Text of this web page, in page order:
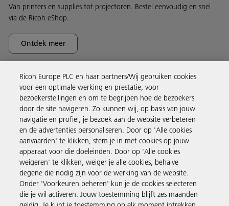
Van printers en supplies tot projectoren. Bestel eenvoudig en snel
via de Ricoh eShop.
Ontdek meer
Business Solutions
Producten en services
Support en contact
Inspiratie
Ricoh Europe PLC en haar partners/Wij gebruiken cookies
voor een optimale werking en prestatie, voor
bezoekerstellingen en om te begrijpen hoe de bezoekers
door de site navigeren. Zo kunnen wij, op basis van jouw
navigatie en profiel, je bezoek aan de website verbeteren
en de advertenties personaliseren. Door op 'Alle cookies
aanvaarden' te klikken, stem je in met cookies op jouw
apparaat voor die doeleinden. Door op 'Alle cookies
weigeren' te klikken, weiger je alle cookies, behalve
degene die nodig zijn voor de werking van de website.
Onder 'Voorkeuren beheren' kun je de cookies selecteren
die je wil activeren. Jouw toestemming blijft zes maanden